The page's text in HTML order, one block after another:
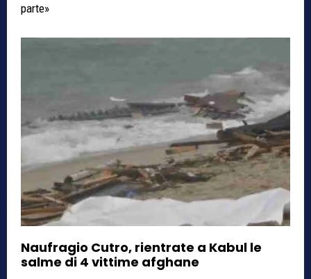
parte»
Naufragio Cutro, rientrate a Kabul le
salme di 4 vittime afghane